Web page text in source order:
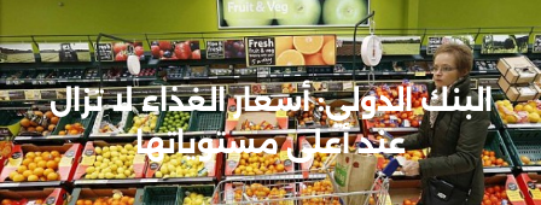
البنك الدولي: أسعار الغذاء لا تزال
عند أعلى مستوياتها